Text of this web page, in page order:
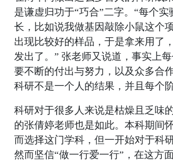
是谦虚归功于“巧合”二字。“每个实
长，比如说我做基因敲除小鼠这个
出现比较好的样品，于是拿来用了
发出了。” 张老师又说道，事实上
要不断的付出与努力，以及众多合
科研不是一个人的结果，并且每个
科研对于很多人来说是枯燥且乏味
的张倩婷老师也是如此。本科期间
而选择这门学科，但一开始对于科
然而坚信“做一行爱一行”，在这方